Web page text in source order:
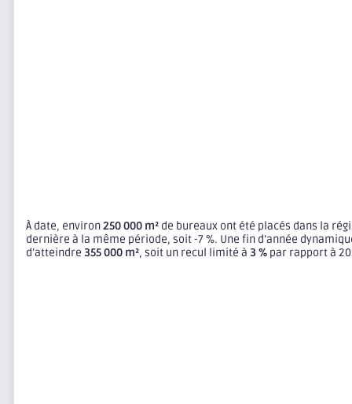
À date, environ250 000 m² de bureaux ont été placés dans la
dernière à la même période, soit -7 %. Une fin d’année
d’atteindre 355 000 m², soit un recul limité à 3 % par rapport à